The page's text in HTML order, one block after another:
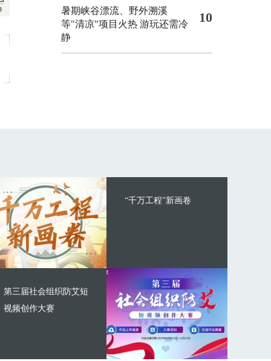
暑期峡谷漂流、野外溯溪
等"清凉"项目火热 游玩还需冷
静
10
“千万工程”新画卷
第三届社会组织防艾短
视频创作大赛